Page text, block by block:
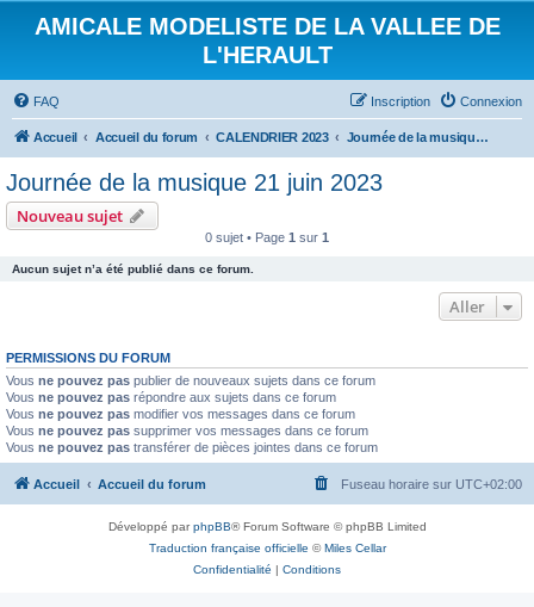
AMICALE MODELISTE DE LA VALLEE DE
L'HERAULT
FAQ Connexion
Inscription
Accueil Accueil du forum CALENDRIER 2023 Journée de la musique 21 juin 2023
Journée de la musique 21 juin 2023
Nouveau sujet
0 sujet • Page 1 sur 1
Aucun sujet n’a été publié dans ce forum.
Aller
PERMISSIONS DU FORUM
Vous ne pouvez pas publier de nouveaux sujets dans ce forum
Vous ne pouvez pas répondre aux sujets dans ce forum
Vous ne pouvez pas modifier vos messages dans ce forum
Vous ne pouvez pas supprimer vos messages dans ce forum
Vous ne pouvez pas transférer de pièces jointes dans ce forum
Accueil Accueil du forum Fuseau horaire sur UTC+02:00
Développé parphpBB® Forum Software © phpBB Limited
Traduction française officielle ©Miles Cellar
Confidentialité | Conditions